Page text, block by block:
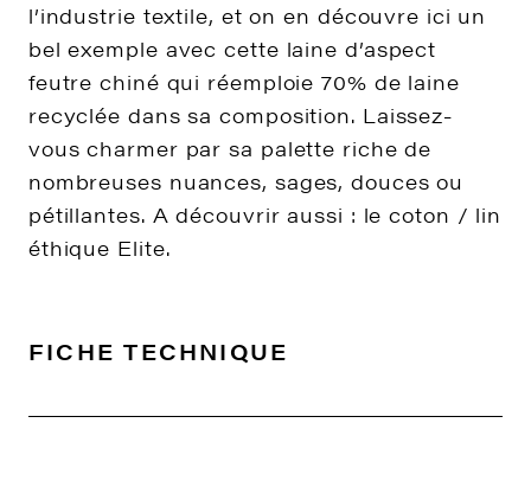
l’industrie textile, et on en découvre ici un
bel exemple avec cette laine d’aspect
feutre chiné qui réemploie 70% de laine
recyclée dans sa composition. Laissez-
vous charmer par sa palette riche de
nombreuses nuances, sages, douces ou
pétillantes. A découvrir aussi : le coton / lin
éthique Elite.
FICHE TECHNIQUE